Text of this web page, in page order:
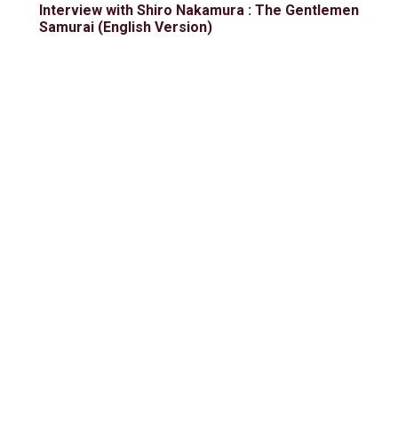
Interview with Shiro Nakamura : The Gentlemen
Samurai (English Version)